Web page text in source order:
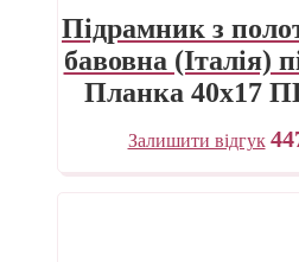
Підрамник з
бавовна (Італія)
Планка 40х17
Залишити відгук